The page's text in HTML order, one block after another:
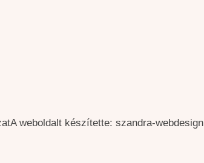
A weboldalt készítette: szandra-webdesign